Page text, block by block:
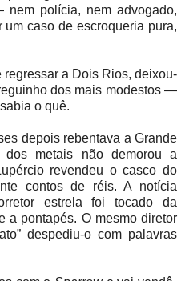
polícia, nem advogado,
caso de escroqueria pura,
a Dois Rios, deixou-
dos mais modestos —
o quê.
depois rebentava a Grande
metais não demorou a
revendeu o casco do
contos de réis. A notícia
estrela foi tocado da
a pontapés. O mesmo diretor
despediu-o com palavras